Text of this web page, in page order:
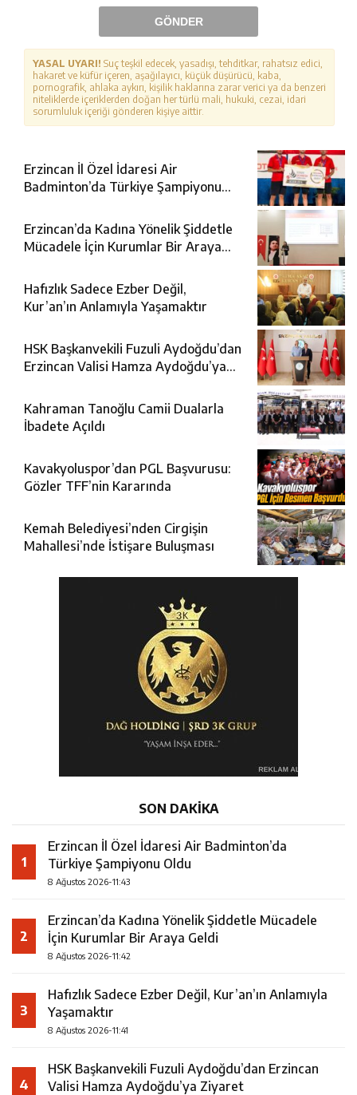
GÖNDER
YASAL UYARI! Suç teşkil edecek, yasadışı, tehditkar, rahatsız edici,
hakaret ve küfür içeren, aşağılayıcı, küçük düşürücü, kaba,
pornografik, ahlaka aykırı, kişilik haklarına zarar verici ya da benzeri
niteliklerde içeriklerden doğan her türlü mali, hukuki, cezai, idari
sorumluluk içeriği gönderen kişiye aittir.
Erzincan İl Özel İdaresi Air
Badminton’da Türkiye Şampiyonu
Erzincan’da Kadına Yönelik Şiddetle
Mücadele İçin Kurumlar Bir Araya
Hafızlık Sadece Ezber Değil,
Kur’an’ın Anlamıyla Yaşamaktır
HSK Başkanvekili Fuzuli Aydoğdu’dan
Erzincan Valisi Hamza Aydoğdu’ya
Kahraman Tanoğlu Camii Dualarla
İbadete Açıldı
Kavakyoluspor’dan PGL Başvurusu:
Gözler TFF’nin Kararında
Kemah Belediyesi’nden Cirgişin
Mahallesi’nde İstişare Buluşması
SON DAKİKA
1
Erzincan İl Özel İdaresi Air Badminton’da
Türkiye Şampiyonu Oldu
8 Ağustos 2026-11:43
2
Erzincan’da Kadına Yönelik Şiddetle Mücadele
İçin Kurumlar Bir Araya Geldi
8 Ağustos 2026-11:42
3
Hafızlık Sadece Ezber Değil, Kur’an’ın Anlamıyla
Yaşamaktır
8 Ağustos 2026-11:41
4
HSK Başkanvekili Fuzuli Aydoğdu’dan Erzincan
Valisi Hamza Aydoğdu’ya Ziyaret